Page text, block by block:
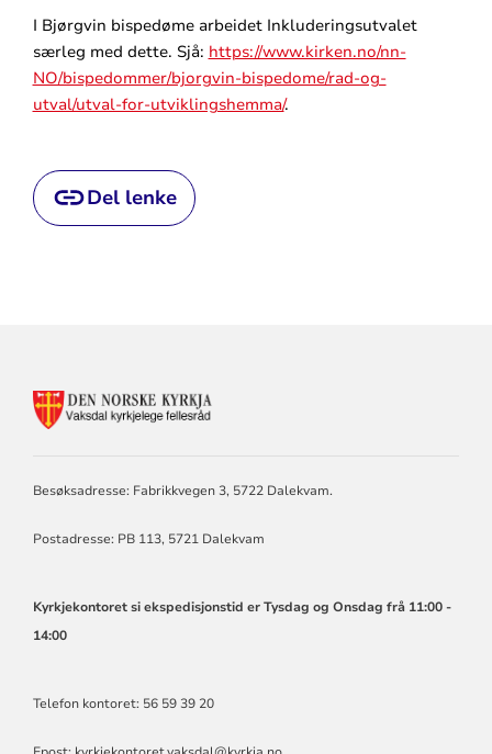
I Bjørgvin bispedøme arbeidet Inkluderingsutvalet
særleg med dette. Sjå: https://www.kirken.no/nn-
NO/bispedommer/bjorgvin-bispedome/rad-og-
utval/utval-for-utviklingshemma/.
Del lenke
FELLESRÅD
Besøksadresse: Fabrikkvegen 3, 5722 Dalekvam.
Postadresse: PB 113, 5721 Dalekvam
Kyrkjekontoret si ekspedisjonstid er Tysdag og Onsdag frå 11:00 -
14:00
Telefon kontoret: 56 59 39 20